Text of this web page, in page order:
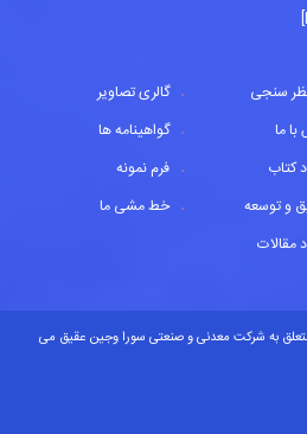
سنجی
گالری تصاویر
ما
گواهینامه ها
کتاب
فرم نمونه
و توسعه
خط مشی ما
مقالات
به شرکت معدنی و صنعتی سورا وجین عقیق می